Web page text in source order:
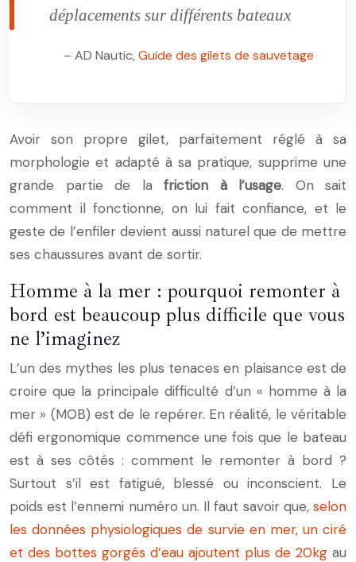
déplacements sur différents bateaux
– AD Nautic, Guide des gilets de sauvetage
Avoir son propre gilet, parfaitement réglé à sa
morphologie et adapté à sa pratique, supprime une
grande partie de la friction à l’usage. On sait
comment il fonctionne, on lui fait confiance, et le
geste de l’enfiler devient aussi naturel que de mettre
ses chaussures avant de sortir.
Homme à la mer : pourquoi remonter à
bord est beaucoup plus difficile que vous
ne l’imaginez
L’un des mythes les plus tenaces en plaisance est de
croire que la principale difficulté d’un « homme à la
mer » (MOB) est de le repérer. En réalité, le véritable
défi ergonomique commence une fois que le bateau
est à ses côtés : comment le remonter à bord ?
Surtout s’il est fatigué, blessé ou inconscient. Le
poids est l’ennemi numéro un. Il faut savoir que, selon
les données physiologiques de survie en mer, un ciré
et des bottes gorgés d’eau ajoutent plus de 20kg au